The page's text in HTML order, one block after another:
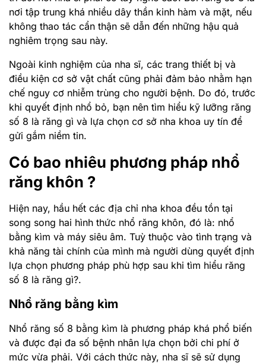
nơi tập trung khá nhiều dây thần kinh hàm và mặt, nếu
không thao tác cẩn thận sẽ dẫn đến những hậu quả
nghiêm trọng sau này.
Ngoài kinh nghiệm của nha sĩ, các trang thiết bị và
điều kiện cơ sở vật chất cũng phải đảm bảo nhằm hạn
chế nguy cơ nhiễm trùng cho người bệnh. Do đó, trước
khi quyết định nhổ bỏ, bạn nên tìm hiểu kỹ lưỡng răng
số 8 là răng gì và lựa chọn cơ sở nha khoa uy tín để
gửi gắm niềm tin.
Có bao nhiêu phương pháp nhổ
răng khôn ?
Hiện nay, hầu hết các địa chỉ nha khoa đều tồn tại
song song hai hình thức nhổ răng khôn, đó là: nhổ
bằng kìm và máy siêu âm. Tuỳ thuộc vào tình trạng và
khả năng tài chính của mình mà người dùng quyết định
lựa chọn phương pháp phù hợp sau khi tìm hiểu răng
số 8 là răng gì?.
Nhổ răng bằng kìm
Nhổ răng số 8 bằng kìm là phương pháp khá phổ biến
và được đại đa số bệnh nhân lựa chọn bởi chi phí ở
mức vừa phải. Với cách thức này, nha sĩ sẽ sử dụng